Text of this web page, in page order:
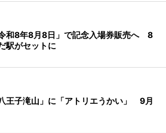
和8年8月8日」で記念入場券販売へ 8
駅がセットに
八王子滝山」に「アトリエうかい」 9月